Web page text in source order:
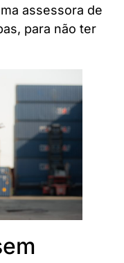
assessora de
para não ter